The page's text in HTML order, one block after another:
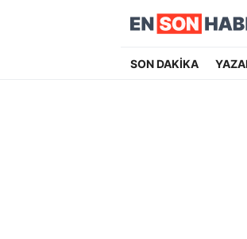
SON DAKİKA